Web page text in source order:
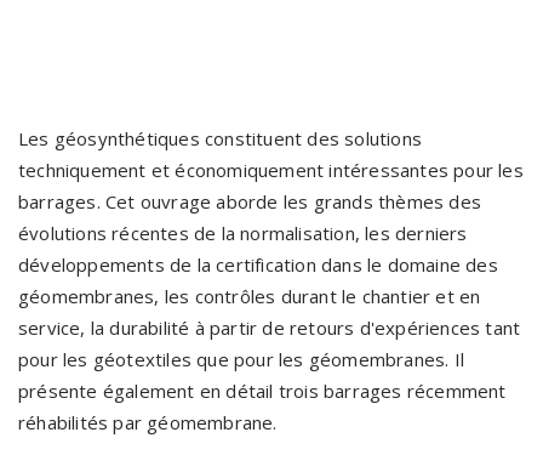
Les géosynthétiques constituent des solutions
techniquement et économiquement intéressantes pour les
barrages. Cet ouvrage aborde les grands thèmes des
évolutions récentes de la normalisation, les derniers
développements de la certification dans le domaine des
géomembranes, les contrôles durant le chantier et en
service, la durabilité à partir de retours d'expériences tant
pour les géotextiles que pour les géomembranes. Il
présente également en détail trois barrages récemment
réhabilités par géomembrane.